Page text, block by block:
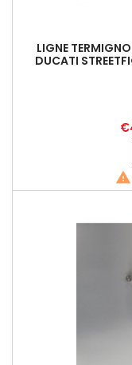
LIGNE
DUCATI
